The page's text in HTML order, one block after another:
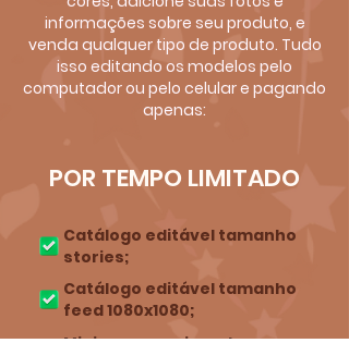
informações sobre seu produto, e
venda qualquer tipo de produto. Tudo
isso editando os modelos pelo
computador ou pelo celular e pagando
apenas:
POR TEMPO LIMITADO
Catálogo editável tamanho
stories;
Catálogo editável tamanho
feed 1080x1080;